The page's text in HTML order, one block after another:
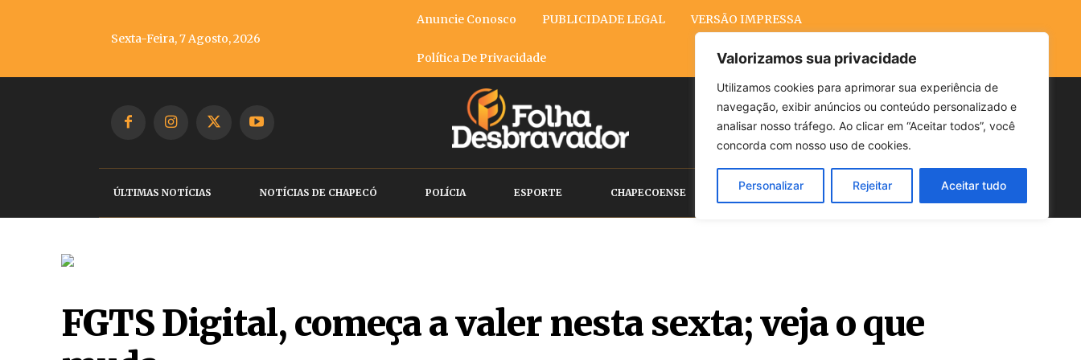
Valorizamos sua privacidade
Utilizamos cookies para aprimorar sua experiência de
navegação, exibir anúncios ou conteúdo personalizado e
analisar nosso tráfego. Ao clicar em “Aceitar todos”, você
concorda com nosso uso de cookies.
Personalizar Rejeitar Aceitar tudo
Sexta-Feira, 7 Agosto, 2026
Anuncie Conosco PUBLICIDADE LEGAL VERSÃO IMPRESSA
Política De Privacidade
Buscar
ÚLTIMAS NOTÍCIAS NOTÍCIAS DE CHAPECÓ POLÍCIA ESPORTE CHAPECOENSE POLÍTICA CLIMA ECONOMIA
FGTS Digital, começa a valer nesta sexta; veja o que